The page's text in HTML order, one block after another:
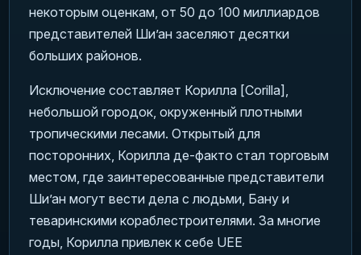
некоторым оценкам, от 50 до 100 миллиардов
представителей Ши’ан заселяют десятки
больших районов.
Исключение составляет Корилла [Corilla],
небольшой городок, окруженный плотными
тропическими лесами. Открытый для
посторонних, Корилла де-факто стал торговым
местом, где заинтересованные представители
Ши’ан могут вести дела с людьми, Бану и
теваринскими кораблестроителями. За многие
годы, Корилла привлек к себе UEE